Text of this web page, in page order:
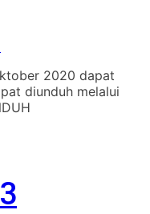
2020 dapat
diunduh melalui